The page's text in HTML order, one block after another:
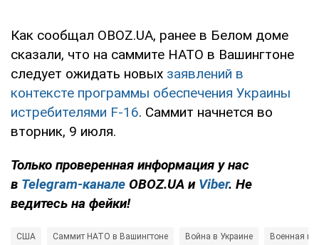
Как сообщал OBOZ.UA, ранее в Белом доме
сказали, что на саммите НАТО в Вашингтоне
следует ожидать новых заявлений в
контексте программы обеспечения Украины
истребителями F-16. Саммит начнется во
вторник, 9 июля.
Только проверенная информация у нас
в Telegram-канале OBOZ.UA и Viber. Не
ведитесь на фейки!
США Саммит НАТО в Вашингтоне Война в Украине Военная